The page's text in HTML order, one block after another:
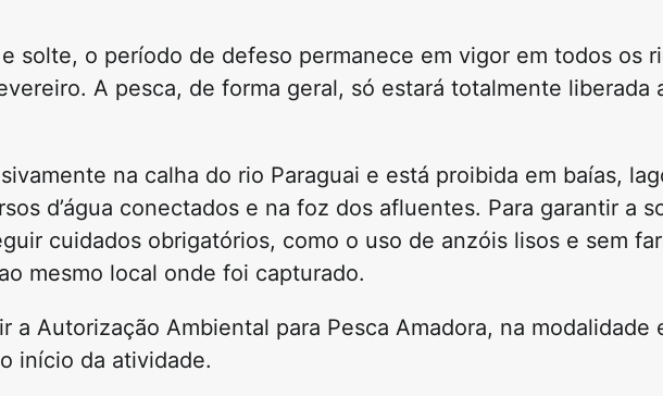
solte, o período de defeso permanece em vigor em todos os
. A pesca, de forma geral, só estará totalmente liberada
na calha do rio Paraguai e está proibida em baías,
d’água conectados e na foz dos afluentes. Para garantir a
cuidados obrigatórios, como o uso de anzóis lisos e sem
mesmo local onde foi capturado.
a Autorização Ambiental para Pesca Amadora, na modalidade
início da atividade.